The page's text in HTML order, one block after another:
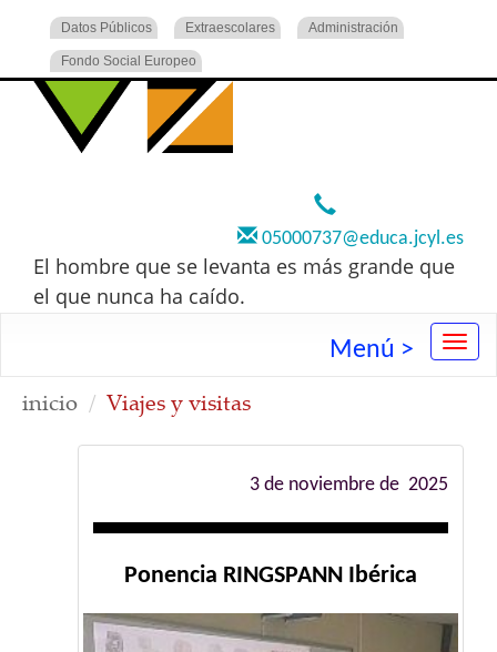
Datos Públicos Extraescolares Administración
Fondo Social Europeo
05000737@educa.jcyl.es
El hombre que se levanta es más grande que
el que nunca ha caído.
Menú >
inicio Viajes y visitas
3 de noviembre de 2025
Ponencia RINGSPANN Ibérica